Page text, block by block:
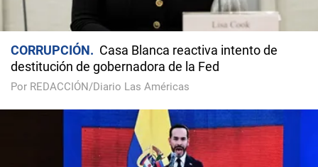
CORRUPCIÓN
Casa Blanca reactiva intento de
destitución de gobernadora de la Fed
Por REDACCIÓN/Diario Las Américas